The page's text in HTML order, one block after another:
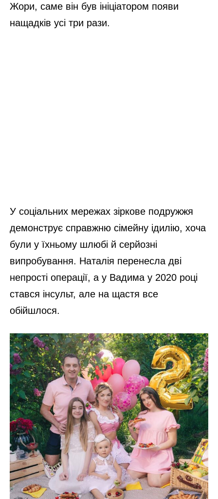
Жори, саме він був ініціатором появи
нащадків усі три рази.
У соціальних мережах зіркове подружжя
демонструє справжню сімейну ідилію, хоча
були у їхньому шлюбі й серйозні
випробування. Наталія перенесла дві
непрості операції, а у Вадима у 2020 році
стався інсульт, але на щастя все
обійшлося.